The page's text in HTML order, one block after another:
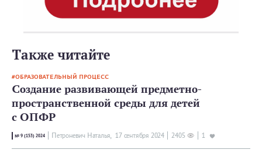
Также читайте
ОБРАЗОВАТЕЛЬНЫЙ ПРОЦЕСС
Создание развивающей предметно-
пространственной среды для детей
с ОПФР
№ 9 (153) 2024 Петроневич Наталья, 17 сентября 2024 2405 1